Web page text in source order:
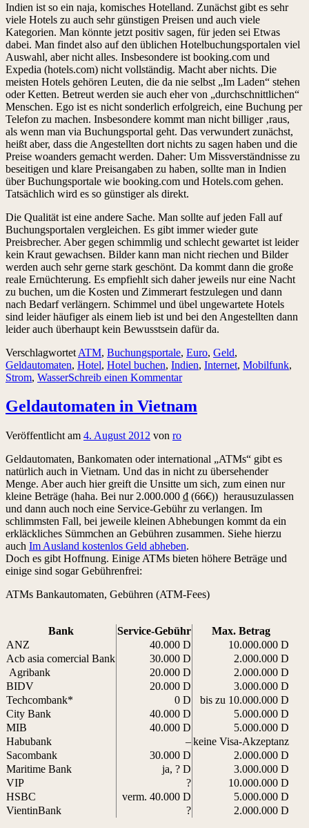
Indien ist so ein naja, komisches Hotelland. Zunächst gibt es sehr
viele Hotels zu auch sehr günstigen Preisen und auch viele
Kategorien. Man könnte jetzt positiv sagen, für jeden sei Etwas
dabei. Man findet also auf den üblichen Hotelbuchungsportalen viel
Auswahl, aber nicht alles. Insbesondere ist booking.com und
Expedia (hotels.com) nicht vollständig. Macht aber nichts. Die
meisten Hotels gehören Leuten, die da nie selbst „Im Laden“ stehen
oder Ketten. Betreut werden sie auch eher von „durchschnittlichen“
Menschen. Ego ist es nicht sonderlich erfolgreich, eine Buchung per
Telefon zu machen. Insbesondere kommt man nicht billiger ‚raus,
als wenn man via Buchungsportal geht. Das verwundert zunächst,
heißt aber, dass die Angestellten dort nichts zu sagen haben und die
Preise woanders gemacht werden. Daher: Um Missverständnisse zu
beseitigen und klare Preisangaben zu haben, sollte man in Indien
über Buchungsportale wie booking.com und Hotels.com gehen.
Tatsächlich wird es so günstiger als direkt.
Die Qualität ist eine andere Sache. Man sollte auf jeden Fall auf
Buchungsportalen vergleichen. Es gibt immer wieder gute
Preisbrecher. Aber gegen schimmlig und schlecht gewartet ist leider
kein Kraut gewachsen. Bilder kann man nicht riechen und Bilder
werden auch sehr gerne stark geschönt. Da kommt dann die große
reale Ernüchterung. Es empfiehlt sich daher jeweils nur eine Nacht
zu buchen, um die Kosten und Zimmerart festzulegen und dann
nach Bedarf verlängern. Schimmel und übel ungewartete Hotels
sind leider häufiger als einem lieb ist und bei den Angestellten dann
leider auch überhaupt kein Bewusstsein dafür da.
Verschlagwortet ATM, Buchungsportale, Euro, Geld,
Geldautomaten, Hotel, Hotel buchen, Indien, Internet, Mobilfunk,
Strom, WasserSchreib einen Kommentar
Geldautomaten in Vietnam
Veröffentlicht am 4. August 2012 von ro
Geldautomaten, Bankomaten oder international „ATMs“ gibt es
natürlich auch in Vietnam. Und das in nicht zu übersehender
Menge. Aber auch hier greift die Unsitte um sich, zum einen nur
kleine Beträge (haha. Bei nur 2.000.000 ₫ (66€)) herausuzulassen
und dann auch noch eine Service-Gebühr zu verlangen. Im
schlimmsten Fall, bei jeweile kleinen Abhebungen kommt da ein
erkläckliches Sümmchen an Gebühren zusammen. Siehe hierzu
auch Im Ausland kostenlos Geld abheben.
Doch es gibt Hoffnung. Einige ATMs bieten höhere Beträge und
einige sind sogar Gebührenfrei:
ATMs Bankautomaten, Gebühren (ATM-Fees)
Bank Service-Gebühr
Max. Betrag
ANZ
40.000 D
10.000.000 D
Acb asia comercial Bank
30.000 D
2.000.000 D
Agribank
20.000 D
2.000.000 D
BIDV
20.000 D
3.000.000 D
Techcombank*
0 D
bis zu 10.000.000 D
City Bank
40.000 D
5.000.000 D
MIB
40.000 D
5.000.000 D
Habubank
–keine Visa-Akzeptanz
Sacombank
30.000 D
2.000.000 D
Maritime Bank
ja, ? D
3.000.000 D
VIP
?
10.000.000 D
HSBC
verm. 40.000 D
5.000.000 D
VientinBank
? 2.000.000 D